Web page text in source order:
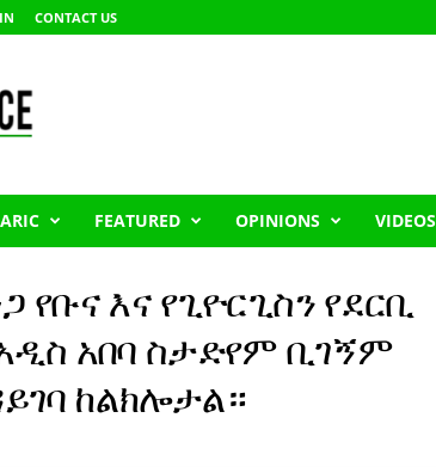
CONTACT US
FEATURED OPINIONS VIDEOS
የቡና እና የጊዮርጊስን የደርቢ
አበባ ስታድየም ቢገኝም
ከልክሎታል።